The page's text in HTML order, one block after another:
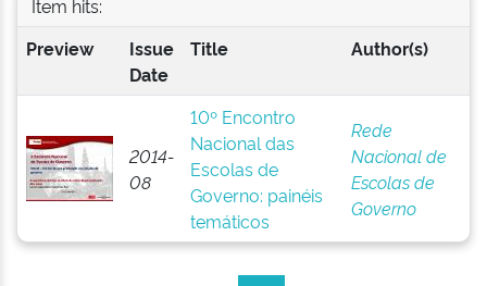
Item hits:
Preview
Issue
Date
Title Author(s)
2014-
08
10º Encontro
Nacional das
Escolas de
Governo: painéis
temáticos
Rede
Nacional de
Escolas de
Governo